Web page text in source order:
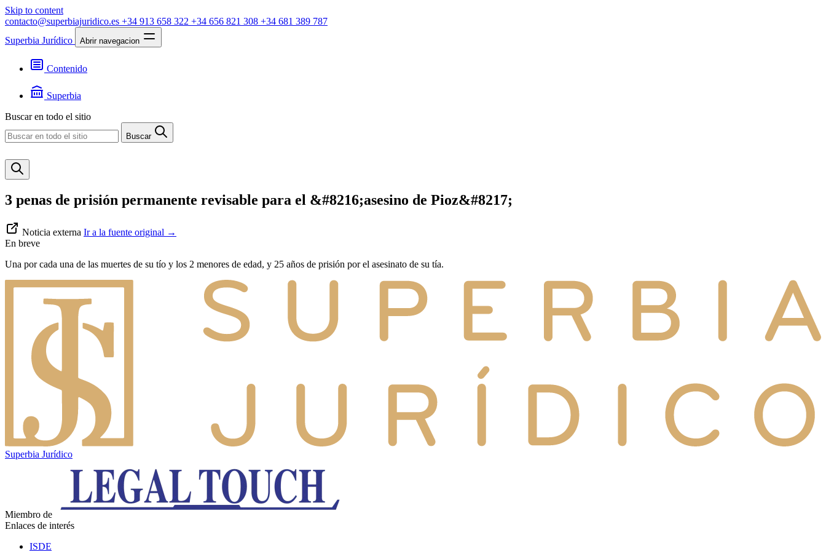
Skip to content
contacto@superbiajuridico.es +34 913 658 322 +34 656 821 308 +34 681 389 787
Superbia Jurídico
Abrir navegacion
Contenido
Jurisprudencia
Noticias
Superbia
Contacto
Buscar en todo el sitio
Buscar
3 penas de prisión permanente revisable para el &#8216;asesino de Pioz&#8217;
Noticia externa Ir a la fuente original →
En breve
Una por cada una de las muertes de su tío y los 2 menores de edad, y 25 años de prisión por el asesinato de su tía.
Superbia Jurídico
Miembro de
Enlaces de interés
ISDE